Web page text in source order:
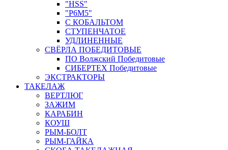
"HSS"
"Р6М5"
С КОБАЛЬТОМ
СТУПЕНЧАТОЕ
УДЛИНЕННЫЕ
СВЁРЛА ПОБЕДИТОВЫЕ
ПО Волжский Победитовые
СИБЕРТЕХ Победитовые
ЭКСТРАКТОРЫ
ТАКЕЛАЖ
ВЕРТЛЮГ
ЗАЖИМ
КАРАБИН
КОУШ
РЫМ-БОЛТ
РЫМ-ГАЙКА